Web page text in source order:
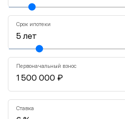
Срок ипотеки
Первоначальный взнос
Ставка